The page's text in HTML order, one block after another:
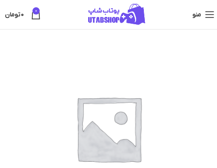
منو 0
0تومان